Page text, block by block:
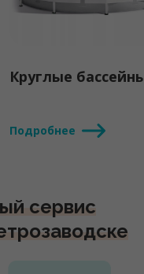
Круглые
Подробнее
сервис